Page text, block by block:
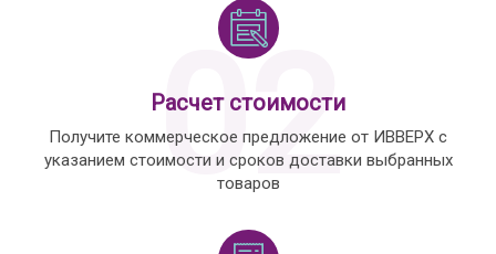
02
Расчет стоимости
Получите коммерческое предложение от ИВВЕРХ с
указанием стоимости и сроков доставки выбранных
товаров